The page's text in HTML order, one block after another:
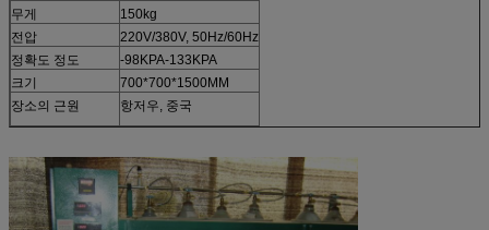
무게
150kg
전압
220V/380V, 50Hz/60Hz
정확도 정도
-98KPA-133KPA
크기
700*700*1500MM
장소의 근원
항저우, 중국